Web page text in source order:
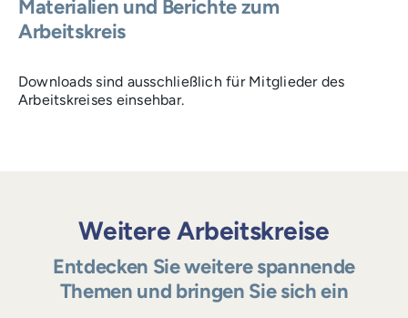
Materialien und Berichte zum
Arbeitskreis
Downloads sind ausschließlich für Mitglieder des
Arbeitskreises einsehbar.
Weitere Arbeitskreise
Entdecken Sie weitere spannende
Themen und bringen Sie sich ein